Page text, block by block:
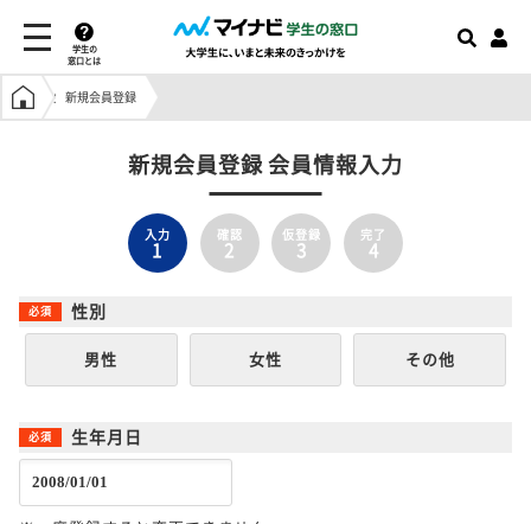
学生の
窓口とは
学生の窓口トップ
新規会員登録
新規会員登録 会員情報入力
入力
1
確認
2
仮登録
3
完了
4
性別
男性 女性 その他
生年月日